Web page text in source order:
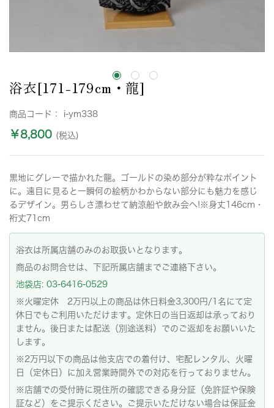
浴衣[171-179cm・龍]
商品コード： i-ym338
￥8,800 (税込)
黒地にグレーで描かれた龍。ゴールドの染め部分が粋なポイント
に。遠目に見ると一瞬何の絵柄かわからない部分にも魅力を感じ
るデザイン。男らしさ漂わせて納涼船や飲み会へ!※身丈146cm・
裄丈71cm
浴衣は所属店舗のみのお取扱いとなります。
商品のお問合せは、下記所属店舗までご連絡下さい。
池袋店: 03-6416-0529
※火曜定休 2万円以上の商品は休日料金3,300円/1名にて定
休日でもご利用いただけます。定休日の当日返却は承っており
ません。後日または配送（別途送料）でのご返却をお願いいた
します。
※2万円以下の商品は他支店での着付け、宅配レンタル、火曜
日（定休日）に加え営業時間外での対応を行っておりません。
※店舗での受付時に現住所の確認できる身分証（免許証や保険
証など）をご提示ください。ご提示いただけない場合は保証金